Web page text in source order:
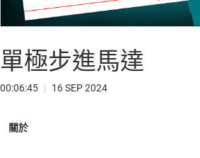
單極步進馬達
00:06:45 | 16 SEP 2024